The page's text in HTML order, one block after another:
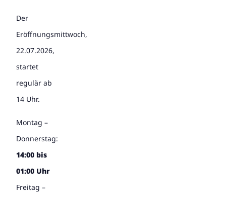
Der
Eröffnungsmittwoch,
22.07.2026,
startet
regulär ab
14 Uhr.
Montag –
Donnerstag:
14:00 bis
01:00 Uhr
Freitag –